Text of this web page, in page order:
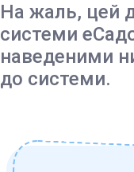
На жаль, цей
системи
наведеними
до системи.